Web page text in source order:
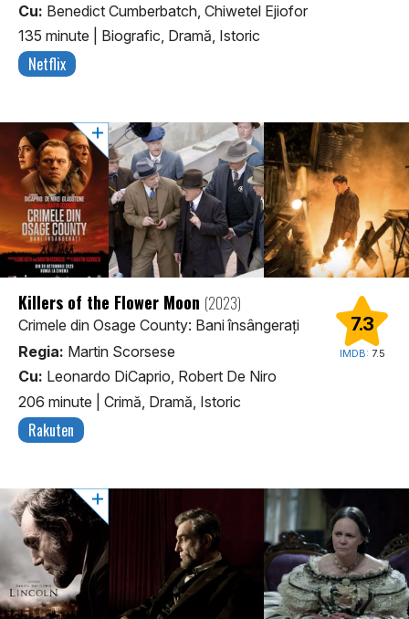
Cu: Benedict Cumberbatch, Chiwetel Ejiofor
135 minute
Biografic, Dramă, Istoric
Netflix
7.3
IMDB: 7.5
Killers of the Flower Moon (2023)
Crimele din Osage County: Bani însângerați
Regia: Martin Scorsese
Cu: Leonardo DiCaprio, Robert De Niro
206 minute
Crimă, Dramă, Istoric
Rakuten